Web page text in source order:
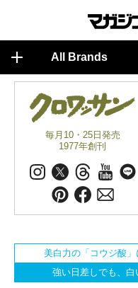
All Brands
毎月10・25日発売
1977年創刊
美白力の「コウジ酸」
強い日差しでも、白